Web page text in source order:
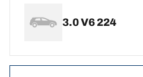
3.0 V6 224